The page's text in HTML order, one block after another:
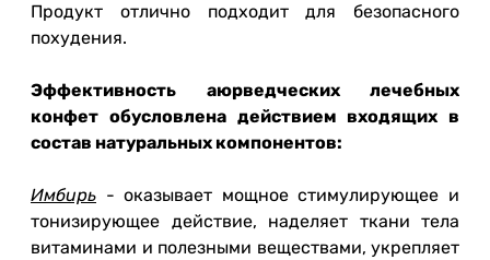
Продукт отлично подходит для безопасного
похудения.
Эффективность аюрведческих лечебных
конфет обусловлена действием входящих в
состав натуральных компонентов:
Имбирь - оказывает мощное стимулирующее и
тонизирующее действие, наделяет ткани тела
витаминами и полезными веществами, укрепляет